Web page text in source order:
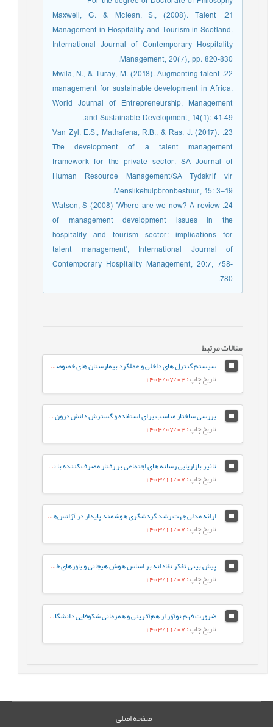
21. Maxwell, G. & Mclean, S., (2008). Talent
Management in Hospitality and Tourism in Scotland.
International Journal of Contemporary Hospitality
Management, 20(7), pp. 820-830.
22. Mwila, N., & Turay, M. (2018). Augmenting talent
management for sustainable development in Africa.
World Journal of Entrepreneurship, Management
and Sustainable Development, 14(1): 41-49.
23. Van Zyl, E.S., Mathafena, R.B., & Ras, J. (2017).
The development of a talent management
framework for the private sector. SA Journal of
Human Resource Management/SA Tydskrif vir
Menslikehulpbronbestuur, 15: 3–19.
24. Watson, S (2008) 'Where are we now? A review
of management development issues in the
hospitality and tourism sector: implications for
talent management', International Journal of
Contemporary Hospitality Management, 20:7, 758-
780.
مقالات مرتبط
سیستم کنترل های داخلی و عملکرد بیمارستان های خصوصی: نوآوری، مدیریت سود و رهبری تحول آفرین
تاریخ چاپ: 1404/07/04
بررسی ساختار مناسب برای استفاده و گسترش دانش درون سازمانی در بانک‌ها (مورد مطالعه: بانک اقتصاد نوین)
تاریخ چاپ: 1404/07/04
تاثیر بازاریابی رسانه های اجتماعی بر رفتار مصرف کننده با توجه به نقش میانجی ارزش برند
تاریخ چاپ: 1403/11/07
ارائه مدلی جهت رشد گردشگری هوشمند پایدار در آژانس‌های مسافرتی شهر تهران
تاریخ چاپ: 1403/11/07
پیش بینی تفکر نقادانه بر اساس هوش هیجانی و باورهای خودکارآمدی مطالعه موردی: دانشجویان پرستاری دانشگاه علوم پزشکی لرستان
تاریخ چاپ: 1403/11/07
ضرورت فهم نوآور از هم‌آفرینی و همزمانی شکوفایی دانشگاه و تمدن
تاریخ چاپ: 1403/11/07
صفحه اصلی